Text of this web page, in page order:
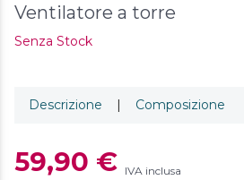
Ventilatore a torre
Senza Stock
Descrizione | Composizione
59,90 € IVA inclusa